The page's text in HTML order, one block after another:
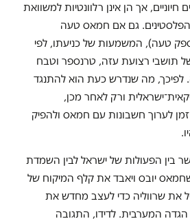
אך הן אינן רלוונטיות למשוואת
הפלסטינים. גם אם חמאס טעה
טעה), המשמעות של כניעתו, לפי
תושבי רצועת עזה, טרנספר וטבח
מה שנדרש כעת הוא להתנגד
ורק לאחר מכן,
לערוך חשבונות עם חמאס ולהפיק
בין הפעולות של ישראל לבין השמדת
יובס ויאבד את קלף המיקוח של
את שרווליה כדי לעצב מחדש את
המערבית. לדידו, התגובה